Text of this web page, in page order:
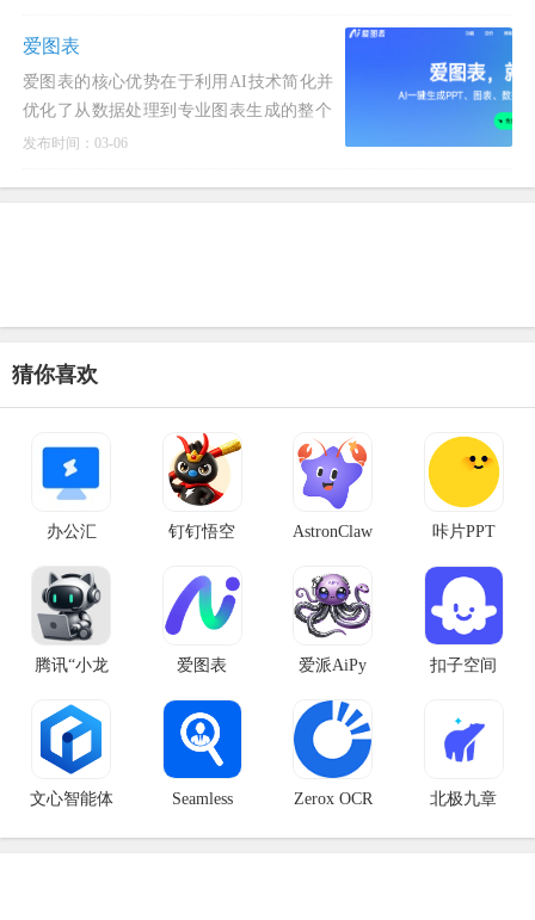
爱图表
爱图表的核心优势在于利用AI技术简化并
优化了从数据处理到专业图表生成的整个
流程。
发布时间：03-06
猜你喜欢
办公汇 钉钉悟空 AstronClaw 咔片PPT
腾讯“小龙 爱图表 爱派AiPy 扣子空间
文心智能体 Seamless Zerox OCR 北极九章